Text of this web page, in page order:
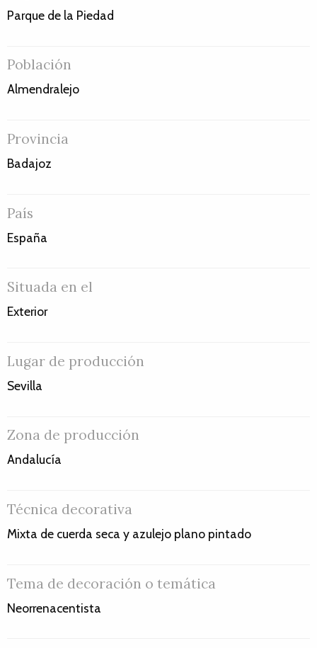
Parque de la Piedad
Población
Almendralejo
Provincia
Badajoz
País
España
Situada en el
Exterior
Lugar de producción
Sevilla
Zona de producción
Andalucía
Técnica decorativa
Mixta de cuerda seca y azulejo plano pintado
Tema de decoración o temática
Neorrenacentista